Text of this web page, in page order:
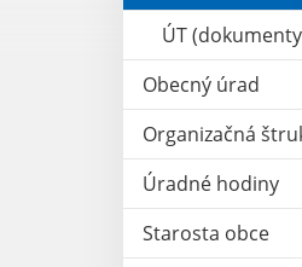
ÚT
Obecný úrad
Organizačná
Úradné hodiny
Starosta obce